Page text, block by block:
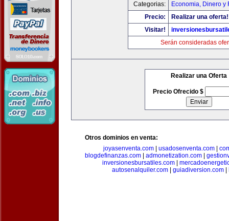
Categorias:
Economia, Dinero y
Precio:
Realizar una oferta!
Visitar!
Serán consideradas
Realizar una Oferta
Precio Ofrecido $
Otros dominios en venta:
joyasenventa.com
usadosenventa.com
blogdefinanzas.com
admonetization.com
inversionesbursatiles.com|
autosenalquiler.com| guiadiversion.com|